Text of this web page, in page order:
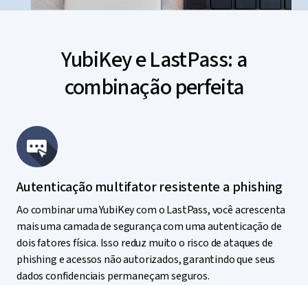
YubiKey e LastPass: a
combinação perfeita
Autenticação multifator resistente a phishing
Ao combinar uma YubiKey com o LastPass, você acrescenta
mais uma camada de segurança com uma autenticação de
dois fatores física. Isso reduz muito o risco de ataques de
phishing e acessos não autorizados, garantindo que seus
dados confidenciais permaneçam seguros.